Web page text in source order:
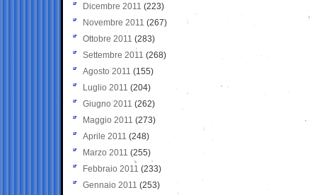
Dicembre 2011 (223)
Novembre 2011 (267)
Ottobre 2011 (283)
Settembre 2011 (268)
Agosto 2011 (155)
Luglio 2011 (204)
Giugno 2011 (262)
Maggio 2011 (273)
Aprile 2011 (248)
Marzo 2011 (255)
Febbraio 2011 (233)
Gennaio 2011 (253)